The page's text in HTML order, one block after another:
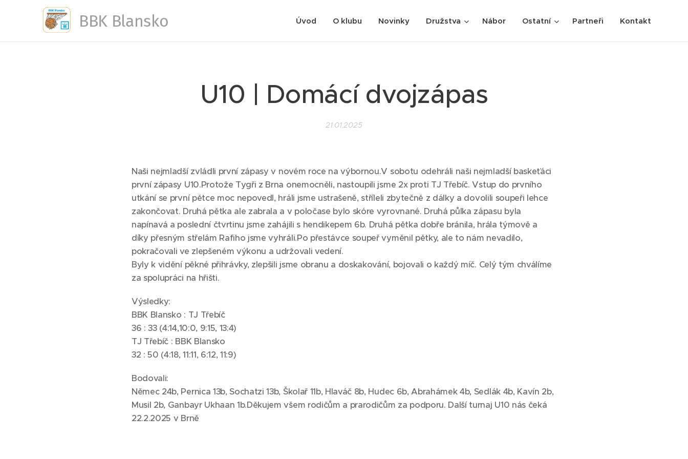
BBK Blansko Úvod O klubu Novinky Družstva Nábor Ostatní Partneři Kontakt
U10 | Domácí dvojzápas
21.01.2025
Naši nejmladší zvládli první zápasy v novém roce na výbornou.V sobotu odehráli naši nejmladší baskeťáci
první zápasy U10.Protože Tygři z Brna onemocněli, nastoupili jsme 2x proti TJ Třebíč. Vstup do prvního
utkání se první pětce moc nepovedl, hráli jsme ustrašeně, stříleli zbytečně z dálky a dovolili soupeři lehce
zakončovat. Druhá pětka ale zabrala a v poločase bylo skóre vyrovnané. Druhá půlka zápasu byla
napínavá a poslední čtvrtinu jsme zahájili s hendikepem 6b. Druhá pětka dobře bránila, hrála týmově a
díky přesným střelám Rafiho jsme vyhráli.Po přestávce soupeř vyměnil pětky, ale to nám nevadilo,
pokračovali ve zlepšeném výkonu a udržovali vedení.
Byly k vidění pěkné přihrávky, zlepšili jsme obranu a doskakování, bojovali o každý míč. Celý tým chválíme
za spolupráci na hřišti.
Výsledky:
BBK Blansko : TJ Třebíč
36 : 33 (4:14,10:0, 9:15, 13:4)
TJ Třebíč : BBK Blansko
32 : 50 (4:18, 11:11, 6:12, 11:9)
Bodovali:
Němec 24b, Pernica 13b, Sochatzi 13b, Školař 11b, Hlaváč 8b, Hudec 6b, Abrahámek 4b, Sedlák 4b, Kavín 2b,
Musil 2b, Ganbayr Ukhaan 1b.Děkujem všem rodičům a prarodičům za podporu. Další turnaj U10 nás čeká
22.2.2025 v Brně